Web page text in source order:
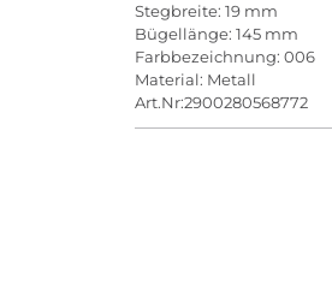
Stegbreite: 19 mm
Bügellänge: 145 mm
Farbbezeichnung: 006
Material: Metall
Art.Nr:2900280568772